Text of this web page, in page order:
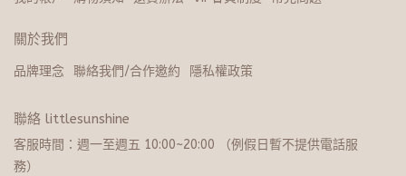
關於我們
品牌理念 聯絡我們/合作邀約 隱私權政策
聯絡 littlesunshine
客服時間：週一至週五 10:00~20:​0​0 （例假日暫不提供電話服
務）